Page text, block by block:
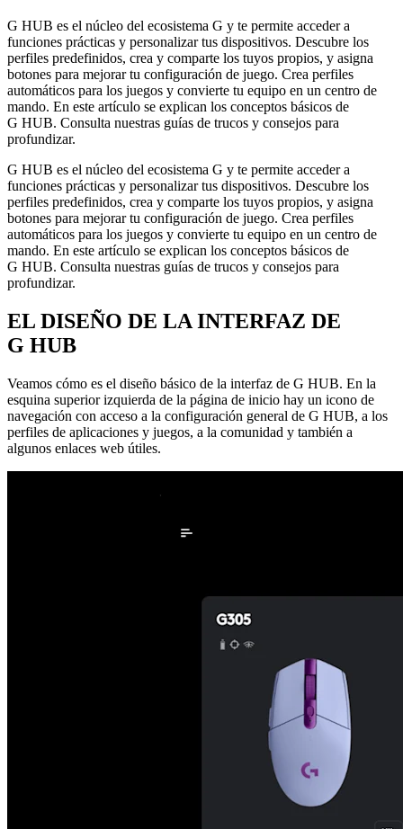
G HUB es el núcleo del ecosistema G y te permite acceder a
funciones prácticas y personalizar tus dispositivos. Descubre los
perfiles predefinidos, crea y comparte los tuyos propios, y asigna
botones para mejorar tu configuración de juego. Crea perfiles
automáticos para los juegos y convierte tu equipo en un centro de
mando. En este artículo se explican los conceptos básicos de
G HUB. Consulta nuestras guías de trucos y consejos para
profundizar.
G HUB es el núcleo del ecosistema G y te permite acceder a
funciones prácticas y personalizar tus dispositivos. Descubre los
perfiles predefinidos, crea y comparte los tuyos propios, y asigna
botones para mejorar tu configuración de juego. Crea perfiles
automáticos para los juegos y convierte tu equipo en un centro de
mando. En este artículo se explican los conceptos básicos de
G HUB. Consulta nuestras guías de trucos y consejos para
profundizar.
EL DISEÑO DE LA INTERFAZ DE
G HUB
Veamos cómo es el diseño básico de la interfaz de G HUB. En la
esquina superior izquierda de la página de inicio hay un icono de
navegación con acceso a la configuración general de G HUB, a los
perfiles de aplicaciones y juegos, a la comunidad y también a
algunos enlaces web útiles.